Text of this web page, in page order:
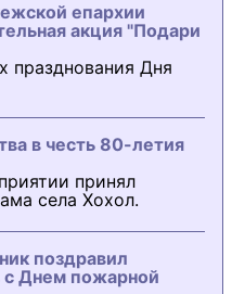
епархии
акция "Подари
празднования Дня
в честь 80-летия
принял
села Хохол.
поздравил
с Днем пожарной